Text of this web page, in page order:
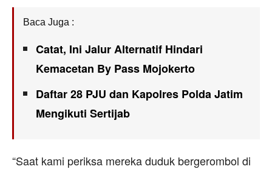
Baca Juga :
Catat, Ini Jalur Alternatif Hindari
Kemacetan By Pass Mojokerto
Daftar 28 PJU dan Kapolres Polda Jatim
Mengikuti Sertijab
“Saat kami periksa mereka duduk bergerombol di